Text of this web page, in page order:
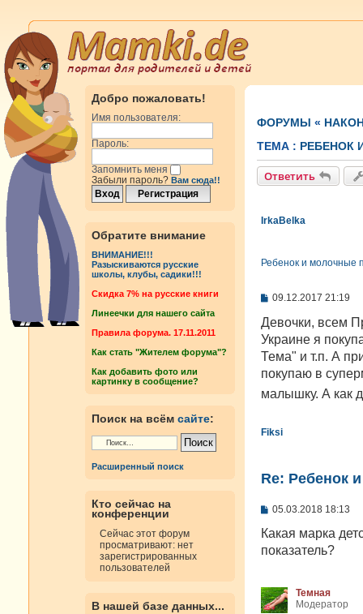
Добро пожаловать!
Имя пользователя:
Пароль:
Запомнить меня
Забыли пароль? Вам сюда!!
Обратите внимание
ВНИМАНИЕ!!!
Разыскиваются русские
школы, клубы, садики!!!
Cкидка 7% на русские книги
Линеечки для нашего сайта
Правила форума. 17.11.2011
Как стать "Жителем форума"?
Как добавить фото или
картинку в сообщение?
Поиск на всём сайте:
Расширенный поиск
Кто сейчас на
конференции
Сейчас этот форум
просматривают: нет
зарегистрированных
пользователей
В нашей базе данных...
ФОРУМЫ «
ТЕМА : РЕБЕНОК
Ответить
IrkaBelka
Ребенок и молочные
С
о
б
щ
е
и
09.12.2017 21:19
Девочки, всем
Украине я
Тема" и т.п. А
покупаю в
малышку. А как
Fiksi
Re: Ребенок
С
о
щ
и
е
05.03.2018 18:13
Какая марка
показатель?
Темная
Модератор